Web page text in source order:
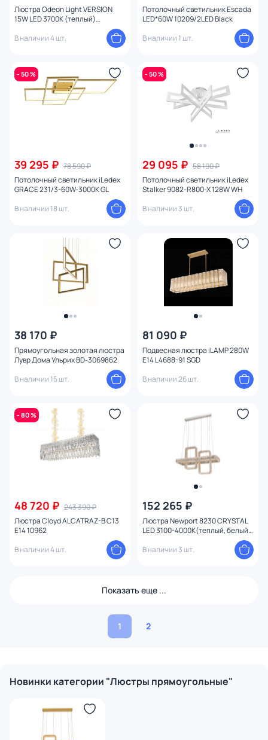
Люстра Odeon Light VERSION
15W LED 3700К (теплый)
В наличии 4 шт.
Потолочный светильник Escada
LED*60W 10209/2LED Black
В наличии 1 шт.
- 50 %
39 295 ₽ 78 590 ₽
Потолочный светильник iLedex
GRACE 231/3-60W-3000K GL
В наличии 18 шт.
- 50 %
29 095 ₽ 58 190 ₽
Потолочный светильник iLedex
Stalker 9082-R800-X 128W WH
В наличии 3 шт.
38 170 ₽
Прямоугольная золотая люстра
Лувр Дома Ульрих BD-3069862
В наличии 15 шт.
81 090 ₽
Подвесная люстра iLAMP 280W
E14 L4688-91 SGD
В наличии 26 шт.
- 80 %
48 720 ₽ 243 390 ₽
Люстра Cloyd ALCATRAZ-B C13
E14 10962
В наличии 4 шт.
152 265 ₽
Люстра Newport 8230 CRYSTAL
LED 3100-4000K(теплый, белый)
В наличии 3 шт.
Показать еще ...
1 2
Новинки категории "Люстры прямоугольные"